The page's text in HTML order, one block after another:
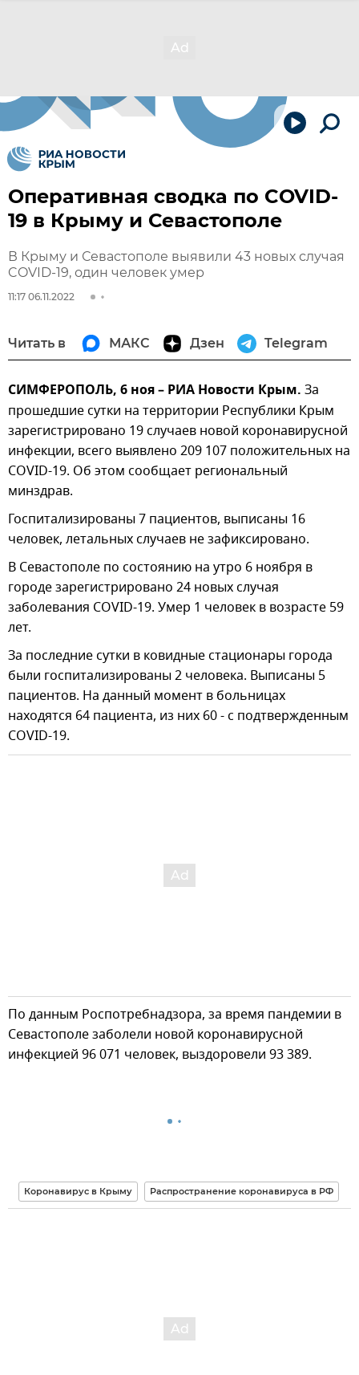
Оперативная сводка по COVID-
19 в Крыму и Севастополе
В Крыму и Севастополе выявили 43 новых случая
COVID-19, один человек умер
11:17 06.11.2022
Читать в МАКС Дзен Telegram
СИМФЕРОПОЛЬ, 6 ноя – РИА Новости Крым. За
прошедшие сутки на территории Республики Крым
зарегистрировано 19 случаев новой коронавирусной
инфекции, всего выявлено 209 107 положительных на
COVID-19. Об этом сообщает региональный
минздрав.
Госпитализированы 7 пациентов, выписаны 16
человек, летальных случаев не зафиксировано.
В Севастополе по состоянию на утро 6 ноября в
городе зарегистрировано 24 новых случая
заболевания COVID-19. Умер 1 человек в возрасте 59
лет.
За последние сутки в ковидные стационары города
были госпитализированы 2 человека. Выписаны 5
пациентов. На данный момент в больницах
находятся 64 пациента, из них 60 - с подтвержденным
COVID-19.
По данным Роспотребнадзора, за время пандемии в
Севастополе заболели новой коронавирусной
инфекцией 96 071 человек, выздоровели 93 389.
Коронавирус в Крыму Распространение коронавируса в РФ